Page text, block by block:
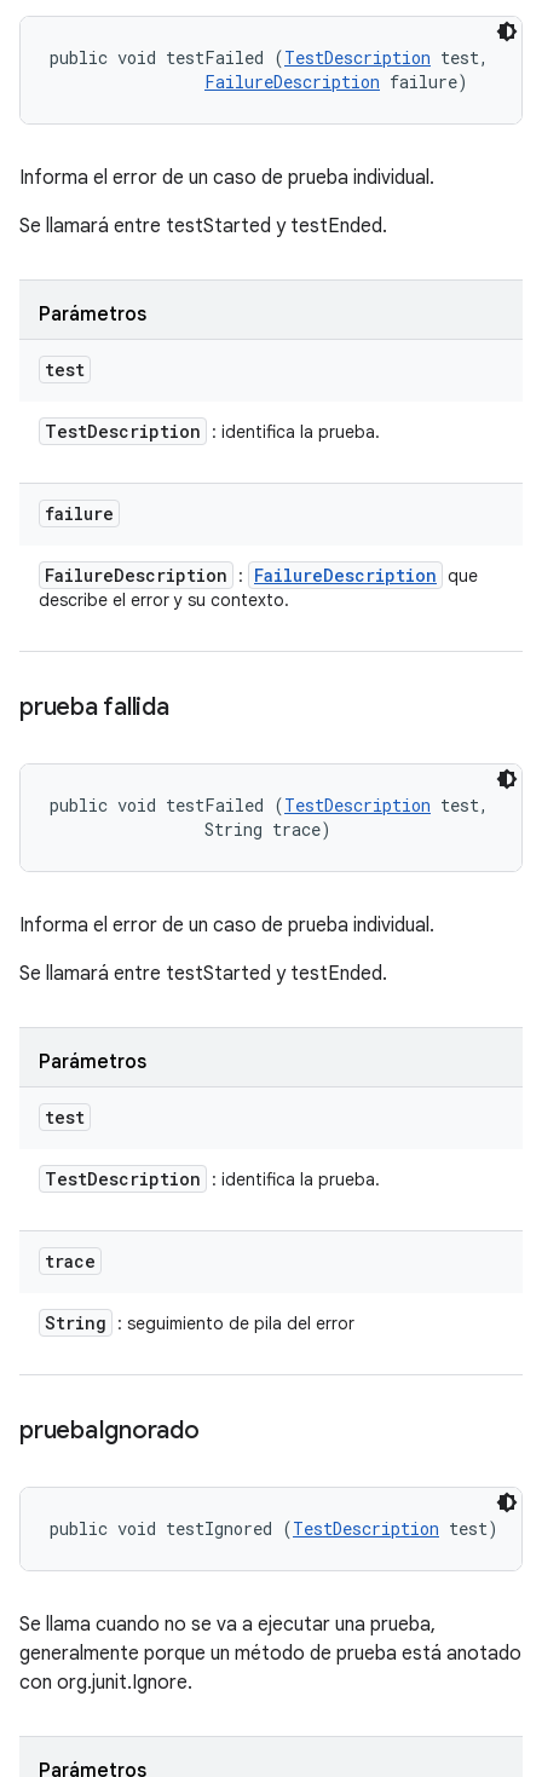
public void testFailed (TestDescription test,
FailureDescription failure)
Informa el error de un caso de prueba individual.
Se llamará entre testStarted y testEnded.
Parámetros
test
TestDescription : identifica la prueba.
failure
FailureDescription : FailureDescription que
describe el error y su contexto.
prueba fallida
public void testFailed (TestDescription test,
                String trace)
Informa el error de un caso de prueba individual.
Se llamará entre testStarted y testEnded.
Parámetros
test
TestDescription : identifica la prueba.
trace
String : seguimiento de pila del error
pruebaIgnorado
public void testIgnored (TestDescription test)
Se llama cuando no se va a ejecutar una prueba,
generalmente porque un método de prueba está anotado
con org.junit.Ignore.
Parámetros